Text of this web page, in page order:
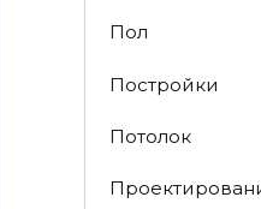
Пол
Постройки
Потолок